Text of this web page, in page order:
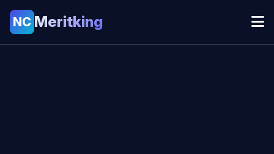
NC Meritking